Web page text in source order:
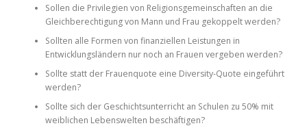
Sollen die Privilegien von Religionsgemeinschaften an die
Gleichberechtigung von Mann und Frau gekoppelt werden?
Sollten alle Formen von finanziellen Leistungen in
Entwicklungsländern nur noch an Frauen vergeben werden?
Sollte statt der Frauenquote eine Diversity-Quote eingeführt
werden?
Sollte sich der Geschichtsunterricht an Schulen zu 50% mit
weiblichen Lebenswelten beschäftigen?